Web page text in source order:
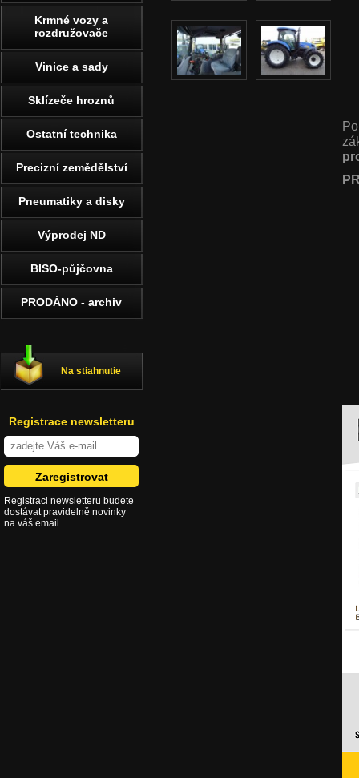
Krmné vozy a
rozdružovače
Vinice a sady
Sklízeče hroznů
Ostatní technika
Precizní zemědělství
Pneumatiky a disky
Výprodej ND
BISO-půjčovna
PRODÁNO - archiv
Na stiahnutie
Registrace newsletteru
Registraci newsletteru budete
dostávat pravidelně novinky
na váš email.